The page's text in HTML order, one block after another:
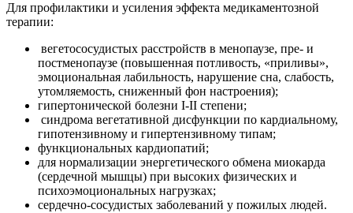
Для профилактики и усиления эффекта медикаментозной
терапии:
вегетососудистых расстройств в менопаузе, пре- и
постменопаузе (повышенная потливость, «приливы»,
эмоциональная лабильность, нарушение сна, слабость,
утомляемость, сниженный фон настроения);
гипертонической болезни I-II степени;
синдрома вегетативной дисфункции по кардиальному,
гипотензивному и гипертензивному типам;
функциональных кардиопатий;
для нормализации энергетического обмена миокарда
(сердечной мышцы) при высоких физических и
психоэмоциональных нагрузках;
сердечно-сосудистых заболеваний у пожилых людей.